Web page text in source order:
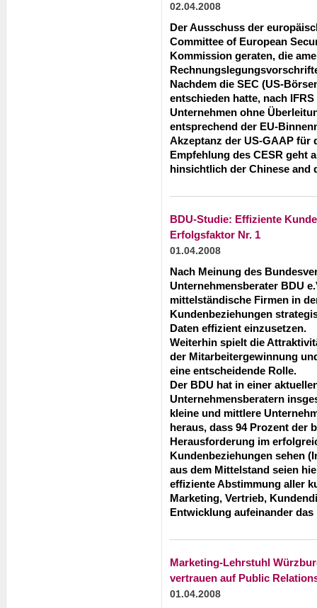
02.04.2008
Der Ausschuss der
Committee of European
Kommission geraten, die
Nachdem die SEC (US-
entschieden hatte, nach
Unternehmen ohne
entsprechend der EU-
Akzeptanz der US-GAAP für
Empfehlung des CESR geht
hinsichtlich der Chinese and
BDU-Studie: Effiziente
Erfolgsfaktor Nr. 1
01.04.2008
Nach Meinung des
Unternehmensberater BDU
mittelständische Firmen in
Kundenbeziehungen
Daten effizient einzusetzen.
Weiterhin spielt die
der Mitarbeitergewinnung
eine entscheidende Rolle.
Der BDU hat in einer
Unternehmensberatern
kleine und mittlere
heraus, dass 94 Prozent der
Herausforderung im
Kundenbeziehungen sehen
aus dem Mittelstand seien
effiziente Abstimmung aller
Marketing, Vertrieb,
Entwicklung aufeinander das
Marketing-Lehrstuhl
vertrauen auf Public
01.04.2008